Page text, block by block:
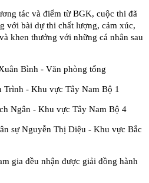
tác và điểm từ BGK, cuộc thi đã
với bài dự thi chất lượng, cảm xúc,
khen thưởng với những cá nhân sau
Bình - Văn phòng tổng
- Khu vực Tây Nam Bộ 1
Ngân - Khu vực Tây Nam Bộ 4
sự Nguyễn Thị Diệu - Khu vực Bắc
gia đều nhận được giải đồng hành